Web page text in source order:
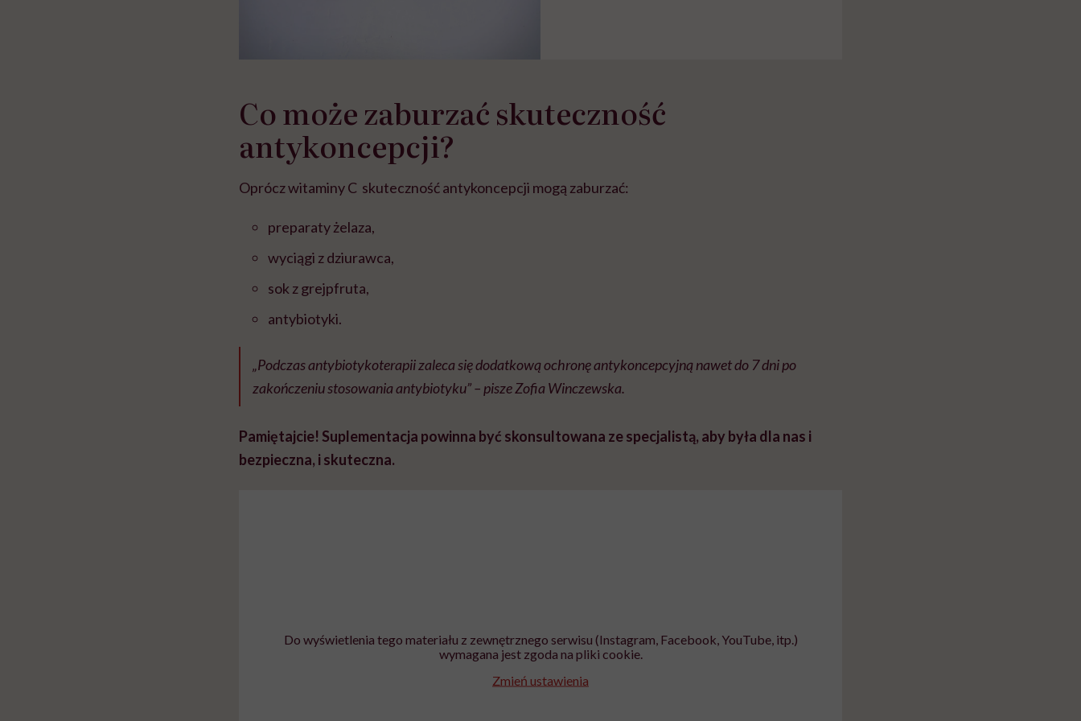
Co może zaburzać skuteczność
antykoncepcji?
Oprócz witaminy C skuteczność antykoncepcji mogą zaburzać:
preparaty żelaza,
wyciągi z dziurawca,
sok z grejpfruta,
antybiotyki.
„Podczas antybiotykoterapii zaleca się dodatkową ochronę antykoncepcyjną nawet do 7 dni po
zakończeniu stosowania antybiotyku” – pisze Zofia Winczewska.
Pamiętajcie! Suplementacja powinna być skonsultowana ze specjalistą, aby była dla nas i
bezpieczna, i skuteczna.
Do wyświetlenia tego materiału z zewnętrznego serwisu (Instagram, Facebook, YouTube, itp.)
wymagana jest zgoda na pliki cookie.
Zmień ustawienia